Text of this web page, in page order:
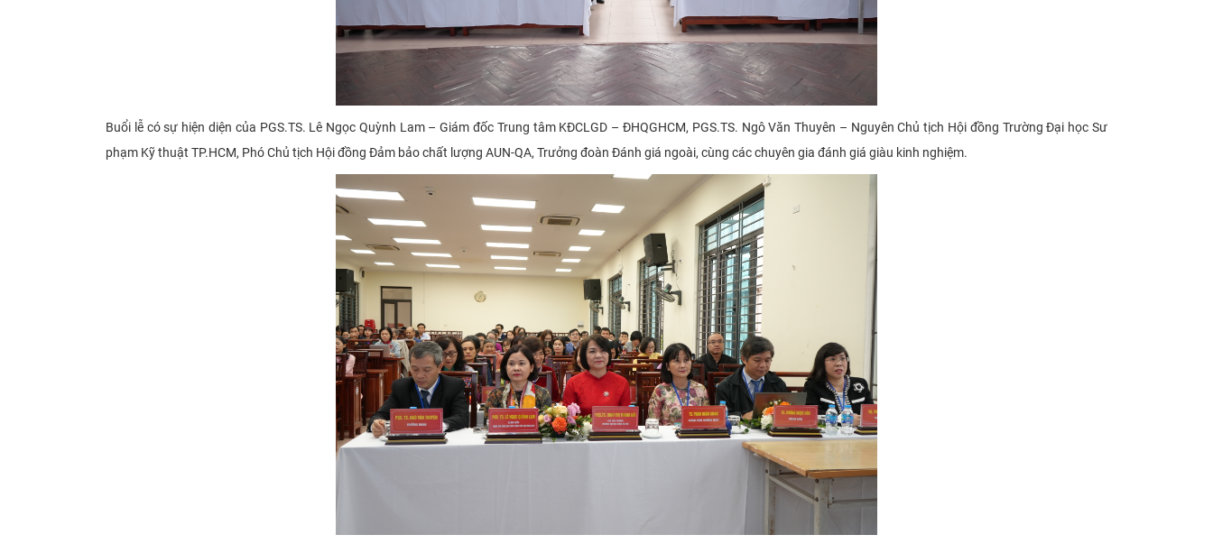
Buổi lễ có sự hiện diện của PGS.TS. Lê Ngọc Quỳnh Lam – Giám đốc Trung tâm KĐCLGD – ĐHQGHCM, PGS.TS. Ngô Văn Thuyên – Nguyên Chủ tịch Hội đồng Trường Đại học Sư
phạm Kỹ thuật TP.HCM, Phó Chủ tịch Hội đồng Đảm bảo chất lượng AUN-QA, Trưởng đoàn Đánh giá ngoài, cùng các chuyên gia đánh giá giàu kinh nghiệm.